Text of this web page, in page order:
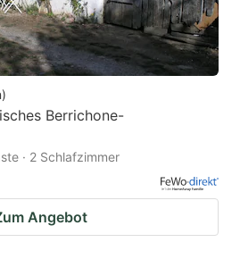
)
Berrichone-
· 2 Schlafzimmer
Angebot